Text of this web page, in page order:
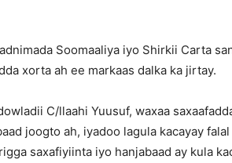
Soomaaliya iyo Shirkii Carta
xorta ah ee markaas dalka ka jirtay.
C/llaahi Yuusuf, waxaa
joogto ah, iyadoo lagula kacayay
saxafiyiinta iyo hanjabaad ay kula